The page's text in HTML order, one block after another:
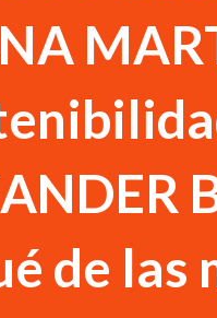
de las